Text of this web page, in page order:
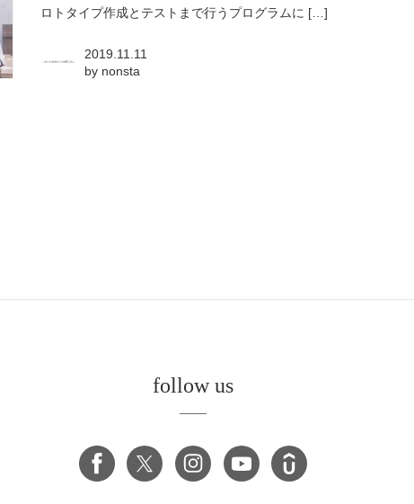
ロトタイプ作成とテストまで行うプログラムに […]
2019.11.11
by nonsta
follow us